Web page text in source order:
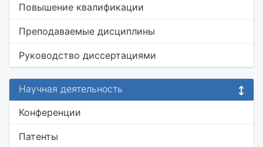
Повышение квалификации
Преподаваемые дисциплины
Руководство диссертациями
Научная деятельность
Конференции
Патенты